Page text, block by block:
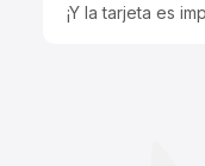
¡Y la tarjeta es